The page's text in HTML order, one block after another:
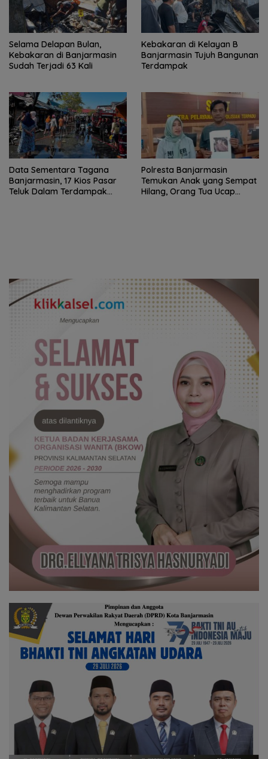
Selama Delapan Bulan,
Kebakaran di Banjarmasin
Sudah Terjadi 63 Kali
Kebakaran di Kelayan B
Banjarmasin Tujuh Bangunan
Terdampak
Data Sementara Tagana
Banjarmasin, 17 Kios Pasar
Teluk Dalam Terdampak
Polresta Banjarmasin
Temukan Anak yang Sempat
Hilang, Orang Tua Ucap